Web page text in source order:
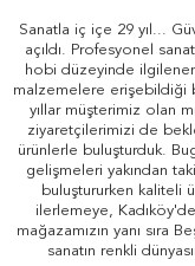
Sanatla iç içe 29 yıl...
açıldı. Profesyonel
hobi düzeyinde
malzemelere erişebildiği
yıllar müşterimiz olan
ziyaretçilerimizi de
ürünlerle buluşturduk.
gelişmeleri yakından
buluştururken kaliteli
ilerlemeye,
mağazamızın yanı sıra
sanatın renkli